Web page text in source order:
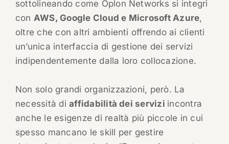
sottolineando come Oplon Networks si integri
con AWS, Google Cloud e Microsoft Azure,
oltre che con altri ambienti offrendo ai clienti
un’unica interfaccia di gestione dei servizi
indipendentemente dalla loro collocazione.
Non solo grandi organizzazioni, però. La
necessità diaffidabilità dei servizi incontra
anche le esigenze di realtà più piccole in cui
spesso mancano le skill per gestire